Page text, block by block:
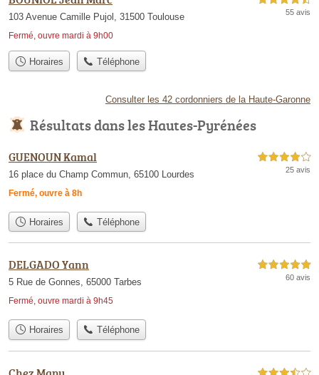
103 Avenue Camille Pujol, 31500 Toulouse
Fermé, ouvre mardi à 9h00
55 avis
Horaires Téléphone
Consulter les 42 cordonniers de la Haute-Garonne
Résultats dans les Hautes-Pyrénées
GUENOUN Kamal
16 place du Champ Commun, 65100 Lourdes
Fermé, ouvre à 8h
4,0 étoiles sur 5
25 avis
Horaires Téléphone
DELGADO Yann
5 Rue de Gonnes, 65000 Tarbes
Fermé, ouvre mardi à 9h45
5,0 étoiles sur 5
60 avis
Horaires Téléphone
3,5 étoiles sur 5